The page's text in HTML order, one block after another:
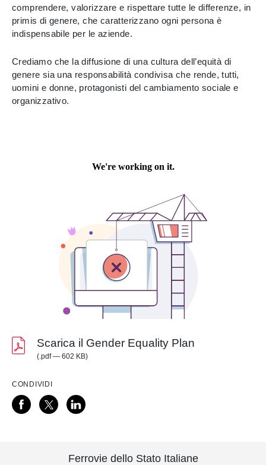
comprendere, valorizzare e rispettare tutte le differenze, in
primis di genere, che caratterizzano ogni persona è
indispensabile per le aziende.
Crediamo che la diffusione di una cultura dell’equità di
genere sia una responsabilità condivisa che rende, tutti,
uomini e donne, protagonisti del cambiamento sociale e
organizzativo.
Scarica il Gender Equality Plan
(.pdf — 602 KB)
CONDIVIDI
Ferrovie dello Stato Italiane